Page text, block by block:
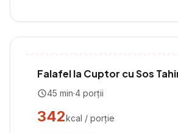
Falafel la Cuptor cu Sos
45 min·4 porții
342kcal / porție